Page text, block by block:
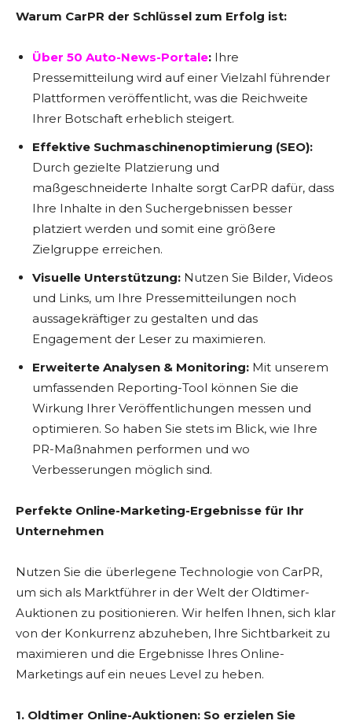
Warum CarPR der Schlüssel zum Erfolg ist:
Über 50 Auto-News-Portale: Ihre
Pressemitteilung wird auf einer Vielzahl führender
Plattformen veröffentlicht, was die Reichweite
Ihrer Botschaft erheblich steigert.
Effektive Suchmaschinenoptimierung (SEO):
Durch gezielte Platzierung und
maßgeschneiderte Inhalte sorgt CarPR dafür, dass
Ihre Inhalte in den Suchergebnissen besser
platziert werden und somit eine größere
Zielgruppe erreichen.
Visuelle Unterstützung: Nutzen Sie Bilder, Videos
und Links, um Ihre Pressemitteilungen noch
aussagekräftiger zu gestalten und das
Engagement der Leser zu maximieren.
Erweiterte Analysen & Monitoring: Mit unserem
umfassenden Reporting-Tool können Sie die
Wirkung Ihrer Veröffentlichungen messen und
optimieren. So haben Sie stets im Blick, wie Ihre
PR-Maßnahmen performen und wo
Verbesserungen möglich sind.
Perfekte Online-Marketing-Ergebnisse für Ihr
Unternehmen
Nutzen Sie die überlegene Technologie von CarPR,
um sich als Marktführer in der Welt der Oldtimer-
Auktionen zu positionieren. Wir helfen Ihnen, sich klar
von der Konkurrenz abzuheben, Ihre Sichtbarkeit zu
maximieren und die Ergebnisse Ihres Online-
Marketings auf ein neues Level zu heben.
1. Oldtimer Online-Auktionen: So erzielen Sie